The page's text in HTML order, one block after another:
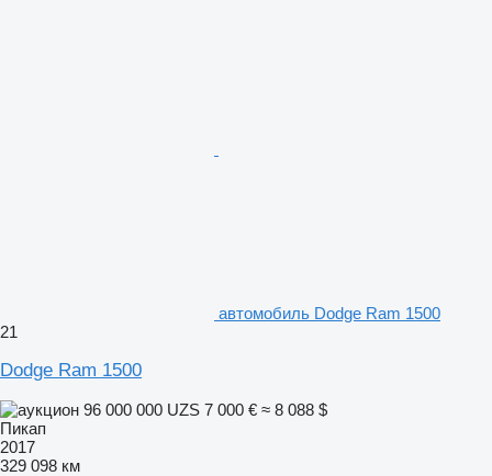
автомобиль Dodge Ram 1500
21
Dodge Ram 1500
96 000 000 UZS 7 000 € ≈ 8 088 $
Пикап
2017
329 098 км